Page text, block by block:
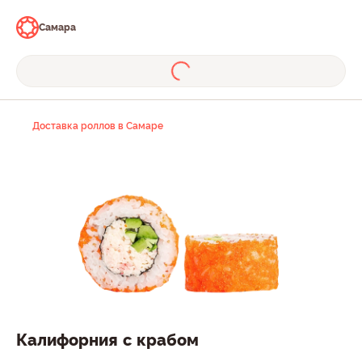
Самара
Доставка роллов в Самаре
Калифорния с крабом